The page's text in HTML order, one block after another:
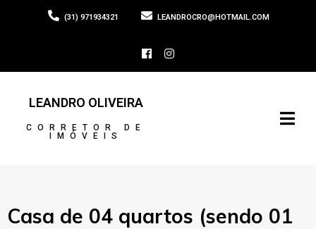
(31) 971934321 LEANDROCRO@HOTMAIL.COM
LEANDRO OLIVEIRA
CORRETOR DE
IMÓVEIS
Casa de 04 quartos (sendo 01